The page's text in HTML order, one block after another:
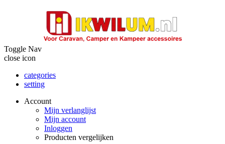
Toggle Nav
close icon
categories
setting
Account
Mijn verlanglijst
Mijn account
Inloggen
Producten vergelijken